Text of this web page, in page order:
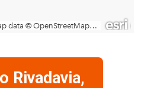
Rivadavia,